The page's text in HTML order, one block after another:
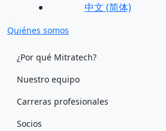
中文 (简体)
Quiénes somos
¿Por qué Mitratech?
Nuestro equipo
Carreras profesionales
Socios